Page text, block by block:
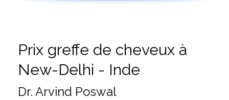
Prix greffe de cheveux à
New-Delhi - Inde
Dr. Arvind Poswal